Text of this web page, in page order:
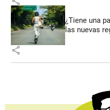
¿Tiene una
las nuevas
share